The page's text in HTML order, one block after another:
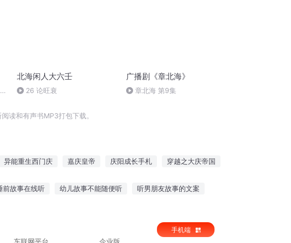
北海闲人大六壬
26 论旺衰
广播剧《章北海》
章北海 第9集
读和有声书MP3打包下载。
异能重生西门庆 嘉庆皇帝 庆阳成长手札 穿越之大庆帝国
前故事在线听 幼儿故事不能随便听 听男朋友故事的文案
车联网平台 企业版
手机端